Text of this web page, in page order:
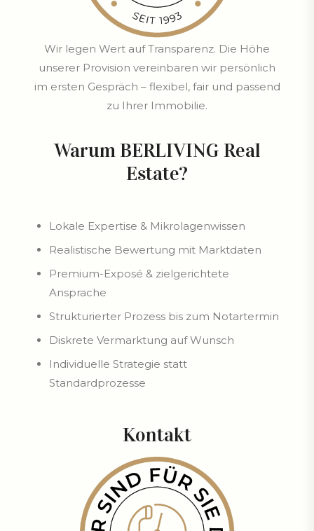
Wir legen Wert auf Transparenz. Die Höhe
unserer Provision vereinbaren wir persönlich
im ersten Gespräch – flexibel, fair und passend
zu Ihrer Immobilie.
Warum BERLIVING Real
Estate?
Lokale Expertise & Mikrolagenwissen
Realistische Bewertung mit Marktdaten
Premium-Exposé & zielgerichtete
Ansprache
Strukturierter Prozess bis zum Notartermin
Diskrete Vermarktung auf Wunsch
Individuelle Strategie statt
Standardprozesse
Kontakt